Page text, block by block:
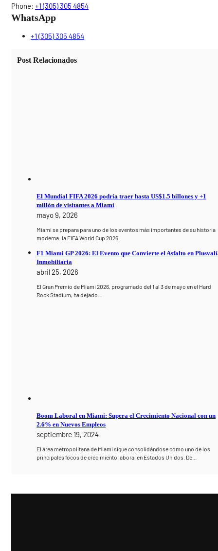
Phone: +1 (305) 305 4854
WhatsApp
+1 (305) 305 4854
Post Relacionados
El Mundial FIFA 2026 podría traer hasta US$1.5 billones y +1
millón de visitantes a Miami
mayo 9, 2026
Miami se prepara para uno de los eventos más importantes de su historia
moderna: la FIFA World Cup 2026.
F1 Miami GP 2026: El Evento que Convierte el Asfalto en
Inmobiliaria
abril 25, 2026
El Gran Premio de Miami 2026, programado del 1 al 3 de mayo en el Hard
Rock Stadium, ha dejado…
Boom Laboral en Miami: Supera el Crecimiento Nacional con un
2.6% en Nuevos Empleos
septiembre 19, 2024
El área metropolitana de Miami sigue consolidándose como uno de los
principales focos de crecimiento laboral en Estados Unidos. De…